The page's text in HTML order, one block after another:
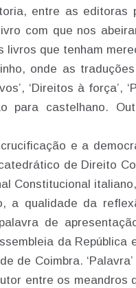
entre as editoras
com que nos
livros que tenham
onde as
‘Direitos à força’,
para castelhano.
e a
de Direito
Constitucional
a qualidade da
de
da República
de Coimbra.
entre os meandros